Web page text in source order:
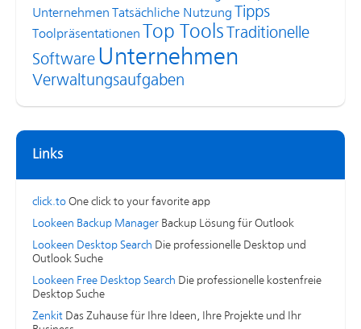
Unternehmen Tatsächliche Nutzung Tipps
Toolpräsentationen Top Tools
Traditionelle
Software Unternehmen
Verwaltungsaufgaben
Links
click.to One click to your favorite app
Lookeen Backup Manager Backup Lösung für Outlook
Lookeen Desktop Search Die professionelle Desktop und
Outlook Suche
Lookeen Free Desktop Search Die professionelle kostenfreie
Desktop Suche
Zenkit Das Zuhause für Ihre Ideen, Ihre Projekte und Ihr